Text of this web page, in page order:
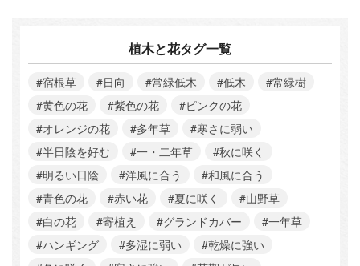
植木と花タグ一覧
#宿根草 #日向 #常緑低木 #低木
#常緑樹
#黄色の花
#紫色の花
#ピンクの花
#オレンジの花
#多年草
#寒さに弱い
#半日陰を好む
#一・二年草
#秋に咲く
#明るい日陰
#洋風に合う
#和風に合う
#青色の花
#赤い花 #夏に咲く
#山野草
#白の花
#寄植え #グランドカバー
#一年草
#ハンギング
#多湿に弱い
#乾燥に強い